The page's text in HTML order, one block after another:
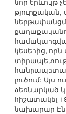
նոր երևույթ
կեսերից, որն
լուծում: Այս
ձեռնարկած
հիշատակել
նախարար